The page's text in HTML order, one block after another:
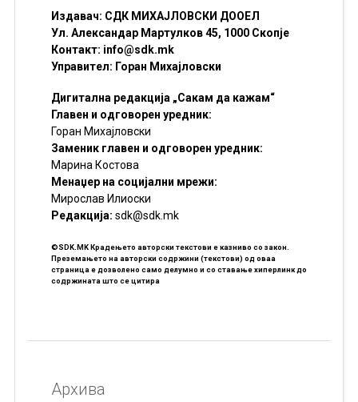
Издавач: СДК МИХАЈЛОВСКИ ДООЕЛ
Ул. Александар Мартулков 45, 1000 Скопје
Контакт: info@sdk.mk
Управител: Горан Михајловски
Дигитална редакција „Сакам да кажам“
Главен и одговорен уредник:
Горан Михајловски
Заменик главен и одговорен уредник:
Марина Костова
Менаџер на социјални мрежи:
Мирослав Илиоски
Редакцијa: sdk@sdk.mk
©SDK.MK Крадењето авторски текстови е казниво со закон.
Преземањето на авторски содржини (текстови) од оваа
страница е дозволено само делумно и со ставање хиперлинк до
содржината што се цитира
Архива